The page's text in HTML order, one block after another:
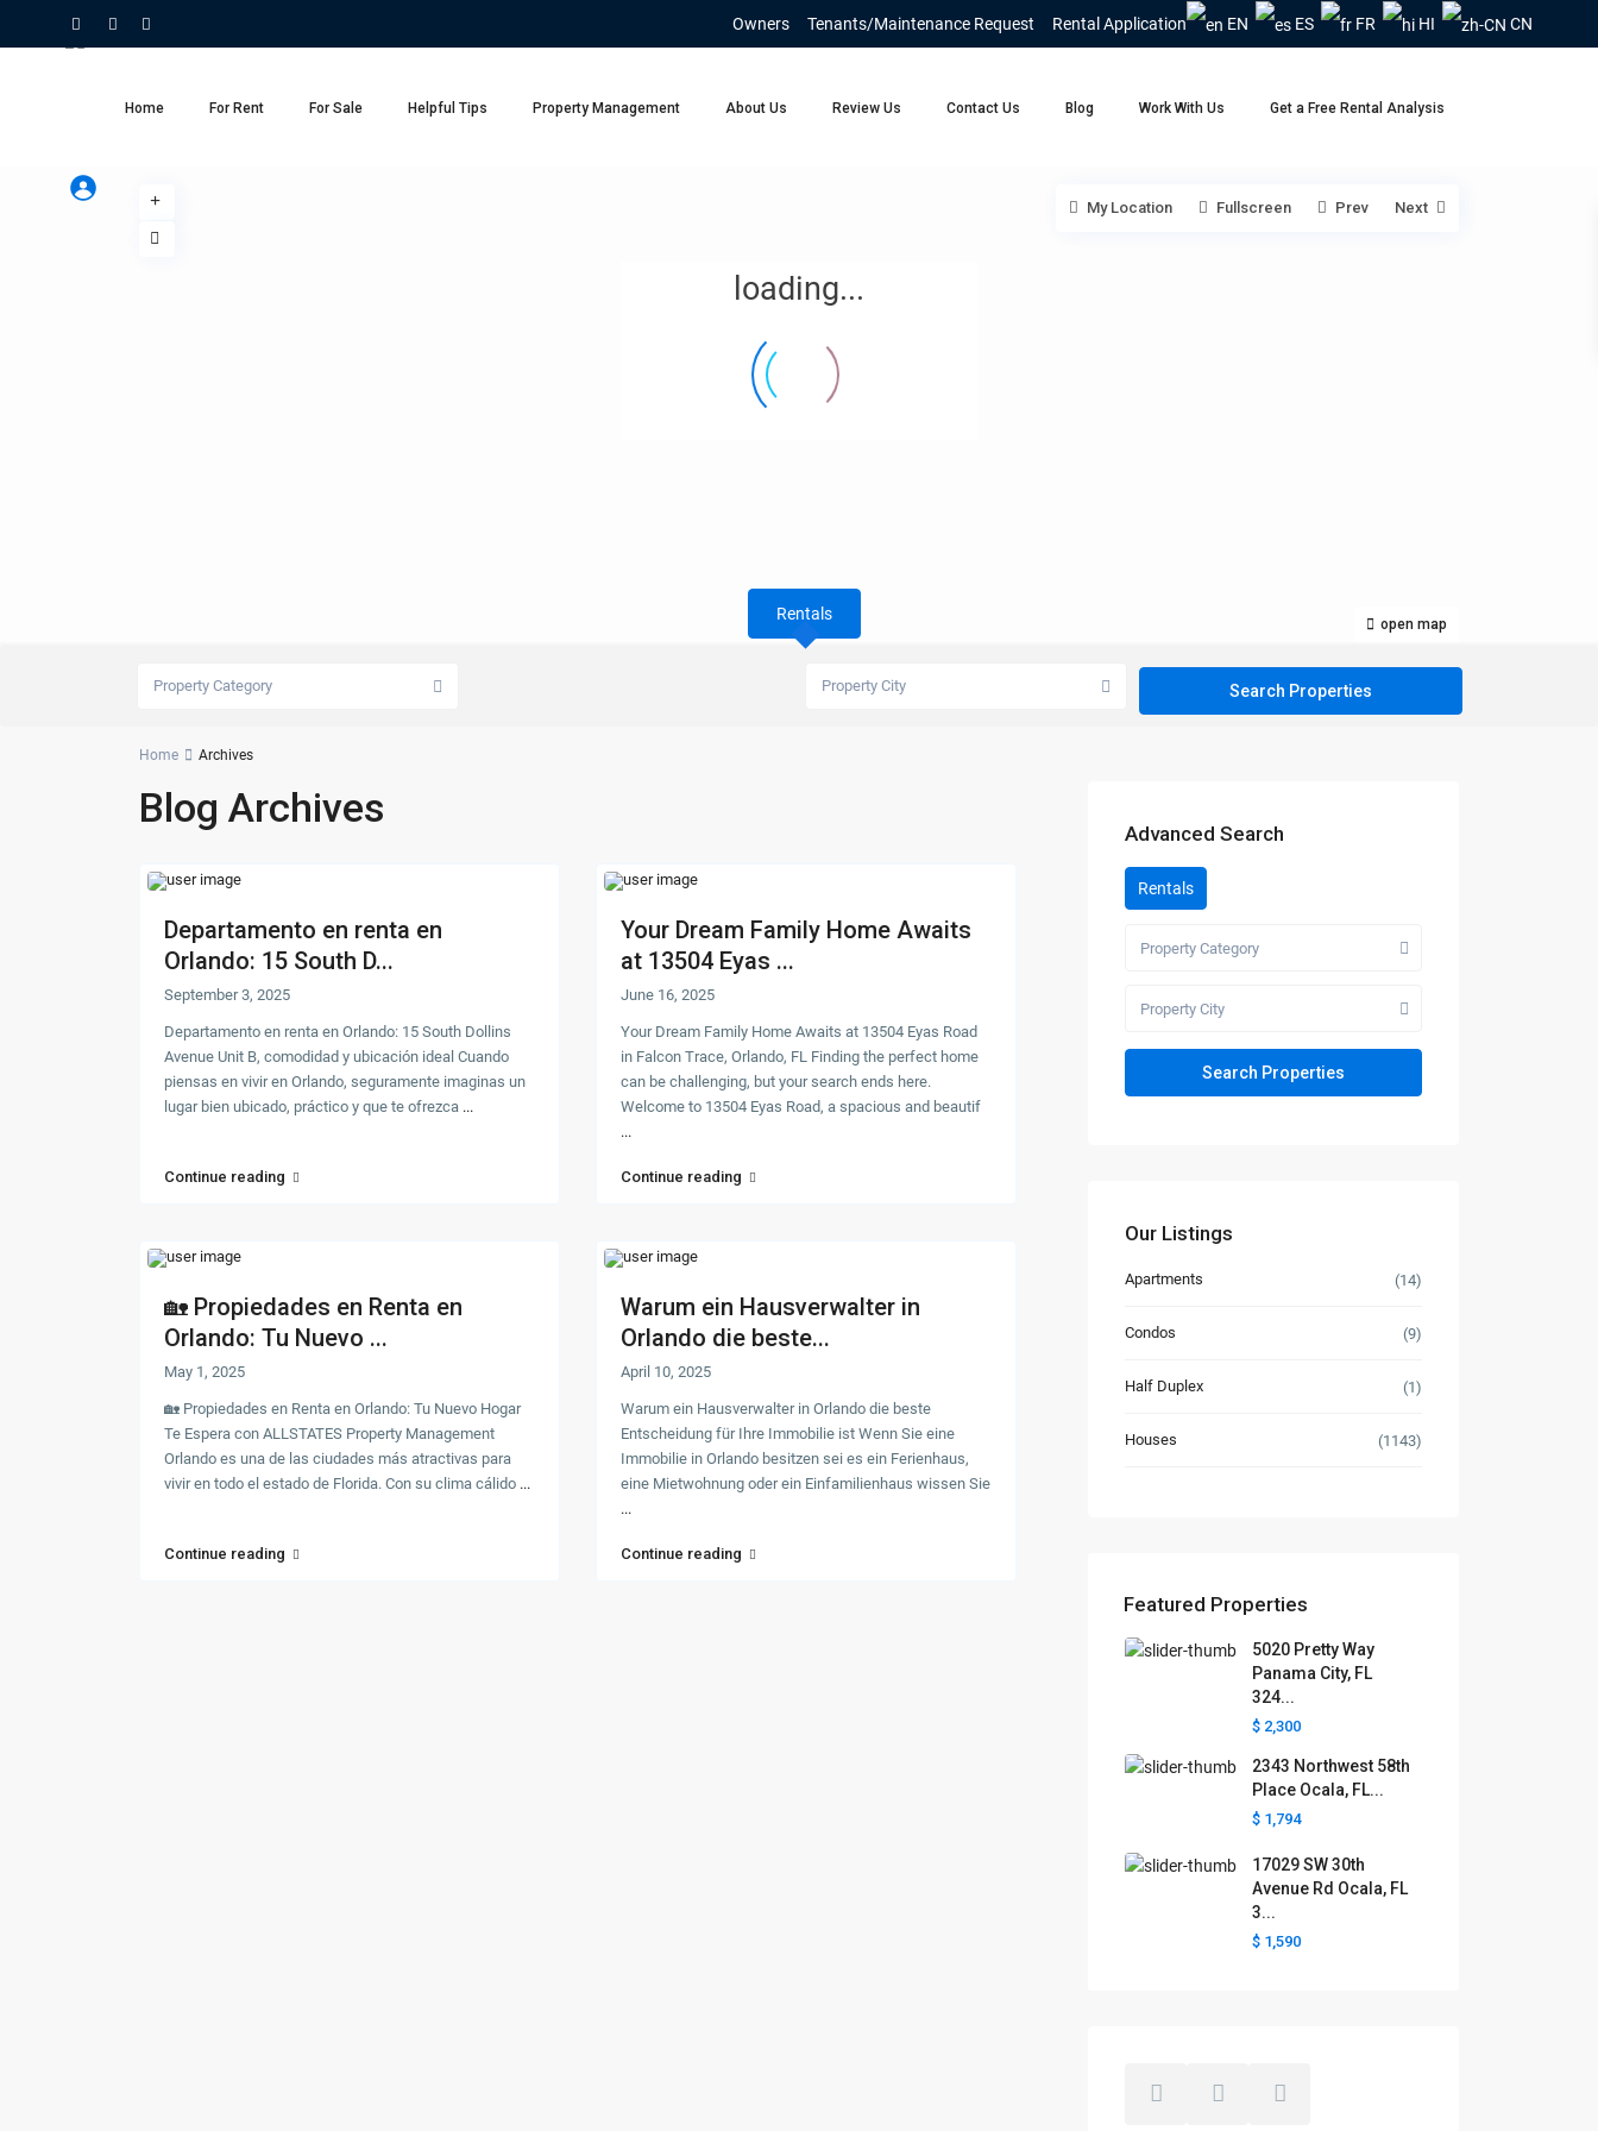
Owners Tenants/Maintenance Request Rental Application EN ES FR HI CN
Home For Rent For Sale Helpful Tips Property Management About Us Review Us Contact Us Blog Work With Us Get a Free Rental Analysis
loading...
open map
My Location Fullscreen Prev Next
Rentals
Property Category Property City
Home Archives
Blog Archives
Departamento en renta en
Orlando: 15 South D...
September 3, 2025
Departamento en renta en Orlando: 15 South Dollins
Avenue Unit B, comodidad y ubicación ideal Cuando
piensas en vivir en Orlando, seguramente imaginas un
lugar bien ubicado, práctico y que te ofrezca ...
Continue reading
Your Dream Family Home Awaits
at 13504 Eyas ...
June 16, 2025
Your Dream Family Home Awaits at 13504 Eyas Road
in Falcon Trace, Orlando, FL Finding the perfect home
can be challenging, but your search ends here.
Welcome to 13504 Eyas Road, a spacious and beautif
...
Continue reading
🏡 Propiedades en Renta en
Orlando: Tu Nuevo ...
May 1, 2025
🏡 Propiedades en Renta en Orlando: Tu Nuevo Hogar
Te Espera con ALLSTATES Property Management
Orlando es una de las ciudades más atractivas para
vivir en todo el estado de Florida. Con su clima cálido ...
Continue reading
Warum ein Hausverwalter in
Orlando die beste...
April 10, 2025
Warum ein Hausverwalter in Orlando die beste
Entscheidung für Ihre Immobilie ist Wenn Sie eine
Immobilie in Orlando besitzen sei es ein Ferienhaus,
eine Mietwohnung oder ein Einfamilienhaus wissen Sie
...
Continue reading
Advanced Search
Rentals
Property Category
Property City
Our Listings
Apartments (14)
Condos (9)
Half Duplex (1)
Houses (1143)
Featured Properties
5020 Pretty Way
Panama City, FL
324...
$ 2,300
2343 Northwest 58th
Place Ocala, FL...
$ 1,794
17029 SW 30th
Avenue Rd Ocala, FL
3...
$ 1,590
Florida areas we serve
Boca Raton
Clermont
Crystal River
Fort Lauderdale
Fort Myers
Gainesville
Jacksonville
Lake County
Minneola
Naples
Ocala
Orlando
Panama
Pensacola
Polk County
Sarasota